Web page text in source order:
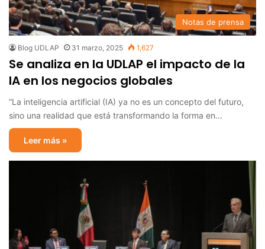
Notas de prensa
Blog UDLAP 31 marzo, 2025 1,627
Se analiza en la UDLAP el impacto de la
IA en los negocios globales
“La inteligencia artificial (IA) ya no es un concepto del futuro,
sino una realidad que está transformando la forma en…
Leer más »